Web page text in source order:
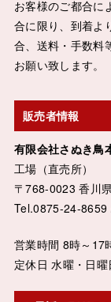
お客様のご都合に
合に限り、到着よ
合、送料・手数料
お願い致します。
販売者情報
有限会社さぬき鳥
工場（直売所）
〒768-0023 香川
Tel.0875-24-
営業時間 8時～17
定休日 水曜・日曜